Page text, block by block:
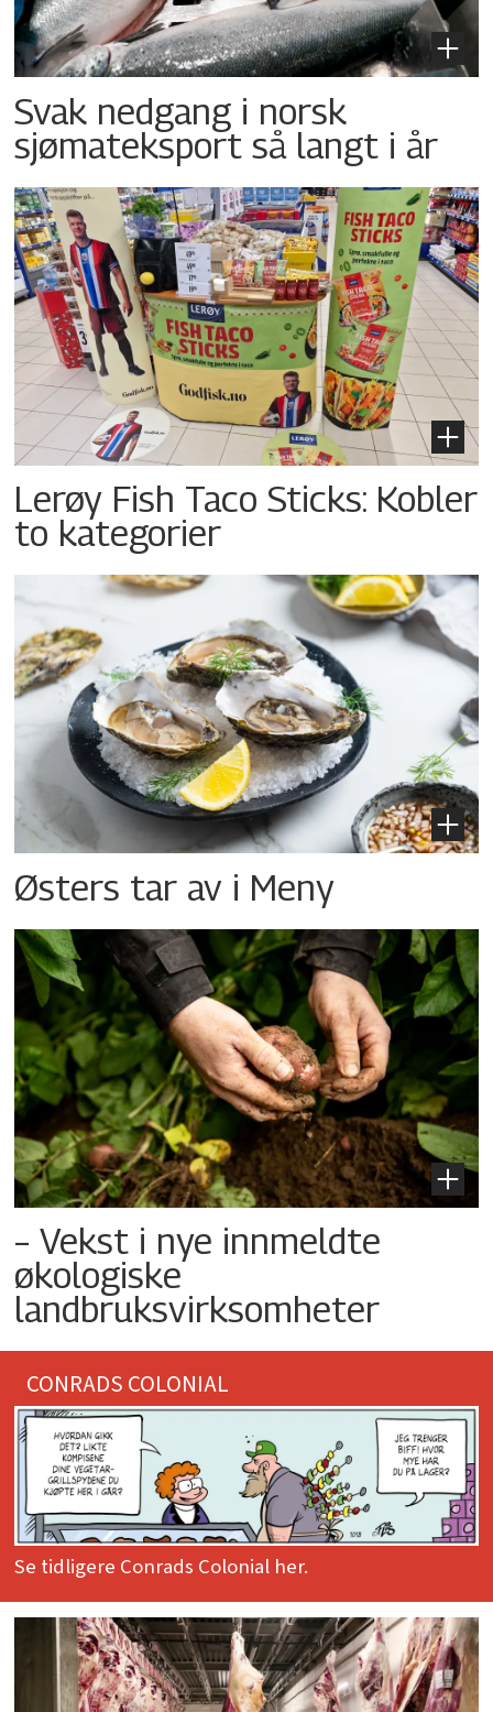
Svak nedgang i norsk
sjømateksport så langt i år
Lerøy Fish Taco Sticks: Kobler
to kategorier
Østers tar av i Meny
– Vekst i nye innmeldte
økologiske
landbruksvirksomheter
CONRADS COLONIAL
Se tidligere Conrads Colonial her.